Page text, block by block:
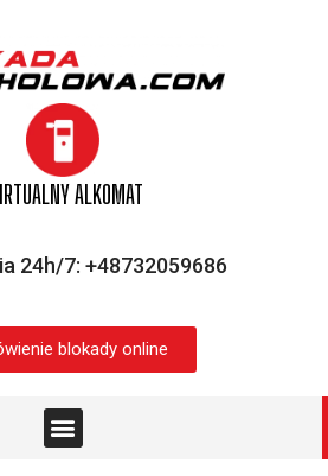
ALKOMAT
24h/7: +48732059686
blokady online